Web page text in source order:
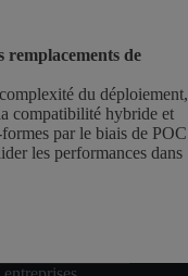
remplacements de
du déploiement,
compatibilité hybride et
par le biais de POC
les performances dans